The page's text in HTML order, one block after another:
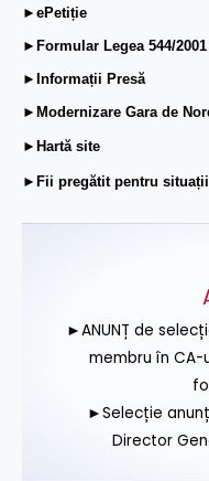
►ePetiție
►Formular Legea 544/2001
►Informații Presă
►Modernizare Gara de
►Hartă site
►Fii pregătit pentru
►ANUNȚ de
membru în CA-
►Selecție
Director